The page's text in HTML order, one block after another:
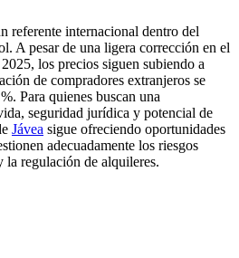
referente internacional dentro del
A pesar de una ligera corrección en el
los precios siguen subiendo a
de compradores extranjeros se
Para quienes buscan una
seguridad jurídica y potencial de
Jávea sigue ofreciendo oportunidades
adecuadamente los riesgos
la regulación de alquileres.